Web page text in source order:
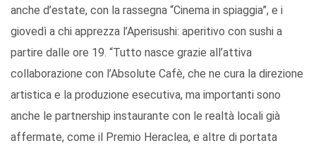
anche d’estate, con la rassegna “Cinema in spiaggia”, e i
giovedì a chi apprezza l’Aperisushi: aperitivo con sushi a
partire dalle ore 19. “Tutto nasce grazie all’attiva
collaborazione con l’Absolute Cafè, che ne cura la direzione
artistica e la produzione esecutiva, ma importanti sono
anche le partnership instaurante con le realtà locali già
affermate, come il Premio Heraclea, e altre di portata